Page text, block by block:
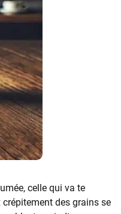
celle qui va te
crépitement des grains se